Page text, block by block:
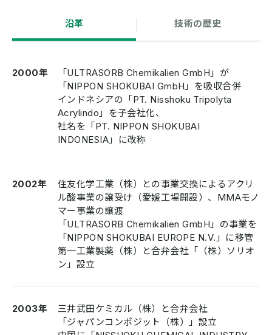
沿革 技術の歴史
2000年
「ULTRASORB Chemikalien GmbH」が
「NIPPON SHOKUBAI GmbH」を吸収合併
インドネシアの「PT. Nisshoku Tripolyta
Acrylindo」を子会社化、
社名を「PT. NIPPON SHOKUBAI
INDONESIA」に改称
2002年
住友化学工業（株）との事業交換によるアクリ
ル酸事業の譲受け（愛媛工場開設）、MMAモノ
マー事業の譲渡
「ULTRASORB Chemikalien GmbH」の事業を
「NIPPON SHOKUBAI EUROPE N.V.」に移管
第一工業製薬（株）と合弁会社「（株）ソリオ
ン」設立
2003年
三井武田ケミカル（株）と合弁会社
「ジャパンコンポジット（株）」設立